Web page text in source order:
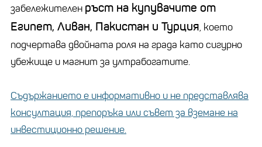
забележителен ръст на купувачите от
Египет, Ливан, Пакистан и Турция, което
подчертава двойната роля на града като сигурно
убежище и магнит за ултрабогатите.
Съдържанието е информативно и не представлява
консултация, препоръка или съвет за вземане на
инвестиционно решение.